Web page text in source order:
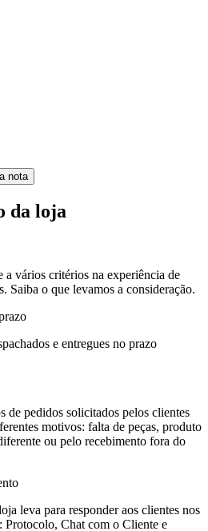
nota
da loja
a vários critérios na experiência de
Saiba o que levamos a consideração.
e entregues no prazo
de pedidos solicitados pelos clientes
motivos: falta de peças, produto
ou pelo recebimento fora do
leva para responder aos clientes nos
Protocolo, Chat com o Cliente e